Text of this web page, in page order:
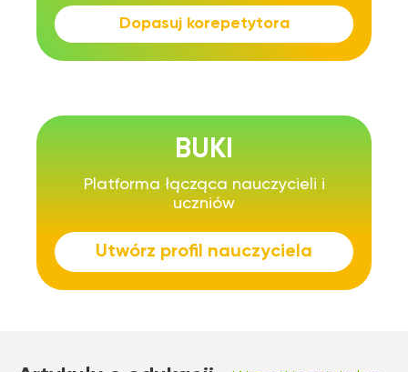
Dopasuj korepetytora
BUKI
Platforma łącząca nauczycieli i
uczniów
Utwórz profil nauczyciela